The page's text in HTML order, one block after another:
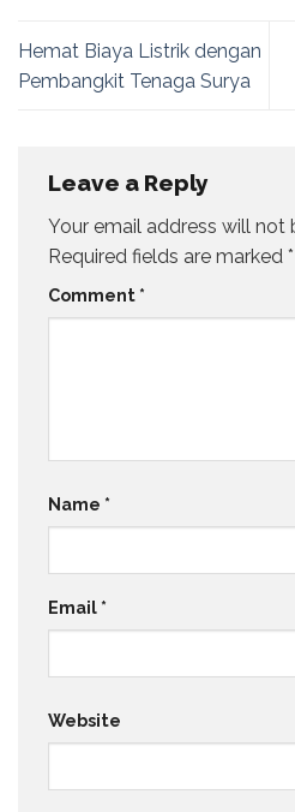
Hemat Biaya Listrik dengan
Pembangkit Tenaga Surya
Leave a Reply
Your email address will not
Required fields are marked *
Comment *
Name *
Email *
Website